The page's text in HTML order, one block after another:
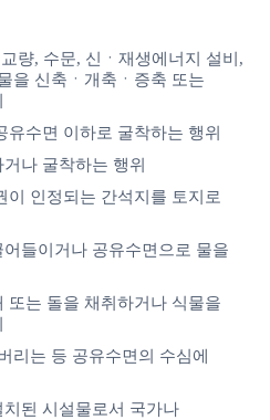
량, 수문, 신ㆍ재생에너지 설비,
을 신축ㆍ개축ㆍ증축 또는
유수면 이하로 굴착하는 행위
나 굴착하는 행위
이 인정되는 간석지를 토지로
들이거나 공유수면으로 물을
또는 돌을 채취하거나 식물을
리는 등 공유수면의 수심에
된 시설물로서 국가나